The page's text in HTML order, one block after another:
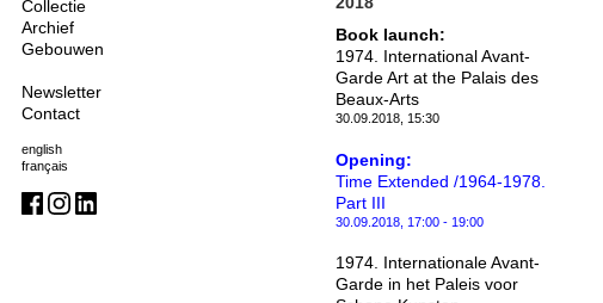
Collectie
Archief
Gebouwen
Newsletter
Contact
english
français
Book launch:
1974. International Avant-
Garde Art at the Palais des
Beaux-Arts
30.09.2018, 15:30
Opening:
Time Extended /1964-1978.
Part III
30.09.2018, 17:00 - 19:00
1974. Internationale Avant-
Garde in het Paleis voor